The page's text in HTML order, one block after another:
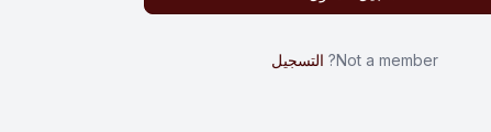
Not a member? التسجيل